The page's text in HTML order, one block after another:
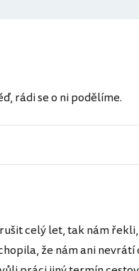
rádi se o ni podělíme.
celý let, tak nám
že nám ani nevrátí